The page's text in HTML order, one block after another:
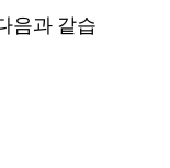
음과 같습